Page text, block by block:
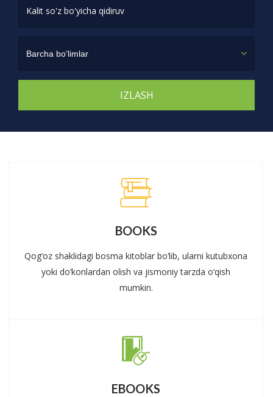
Barcha bo‘limlar
BOOKS
Qog‘oz shaklidagi bosma kitoblar bo‘lib, ularni kutubxona
yoki do‘konlardan olish va jismoniy tarzda o‘qish
mumkin.
EBOOKS